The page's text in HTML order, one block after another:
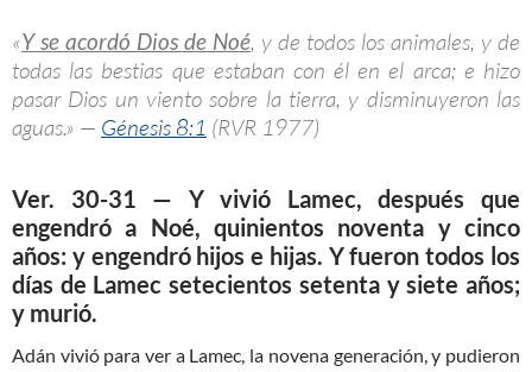
«Y se acordó Dios de Noé, y de todos los animales, y de
todas las bestias que estaban con él en el arca; e hizo
pasar Dios un viento sobre la tierra, y disminuyeron las
aguas.» — Génesis 8:1 (RVR 1977)
Ver. 30-31 — Y vivió Lamec, después que
engendró a Noé, quinientos noventa y cinco
años: y engendró hijos e hijas. Y fueron todos los
días de Lamec setecientos setenta y siete años;
y murió.
Adán vivió para ver a Lamec, la novena generación, y pudieron